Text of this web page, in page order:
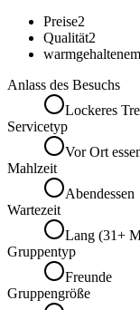
Preise2
Qualität2
Anlass des Besuchs
Lockeres
Servicetyp
Vor Ort
Mahlzeit
Abendessen
Wartezeit
Lang (31+
Gruppentyp
Freunde
Gruppengröße